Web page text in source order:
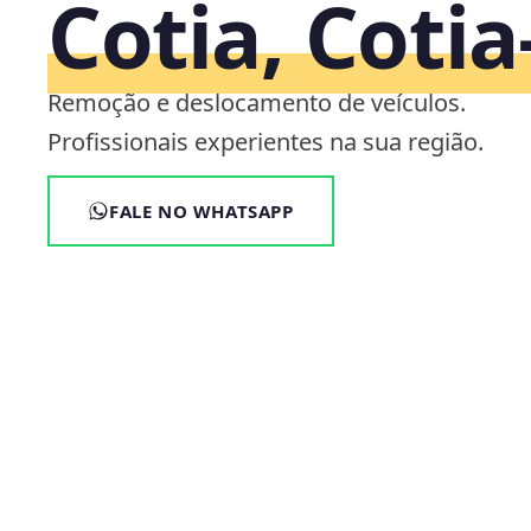
Cotia,
Remoção e deslocamento de veículos.
Profissionais experientes na sua região.
FALE NO WHATSAPP